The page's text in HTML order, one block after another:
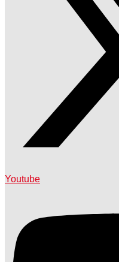
Youtube